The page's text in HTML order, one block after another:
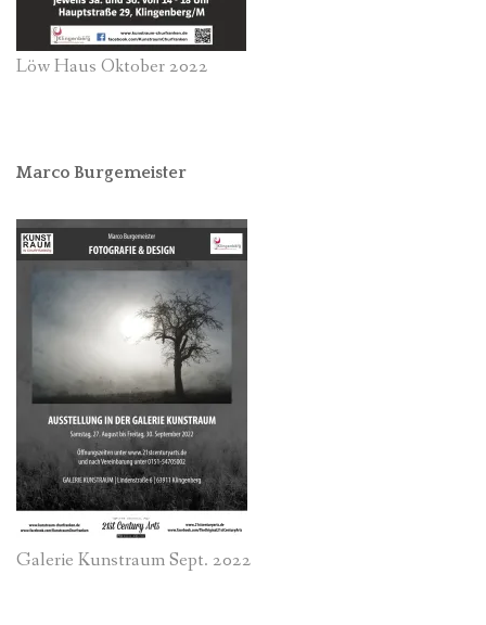
Löw Haus Oktober 2022
Marco Burgemeister
Galerie Kunstraum Sept. 2022